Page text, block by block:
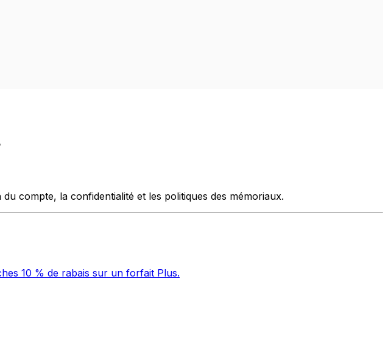
compte, la confidentialité et les politiques des mémoriaux.
10 % de rabais sur un forfait Plus.